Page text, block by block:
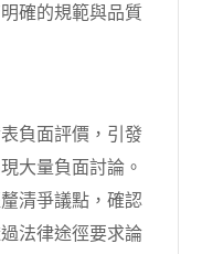
確的規範與品質
負面評價，引發
大量負面討論。
清爭議點，確認
法律途徑要求論